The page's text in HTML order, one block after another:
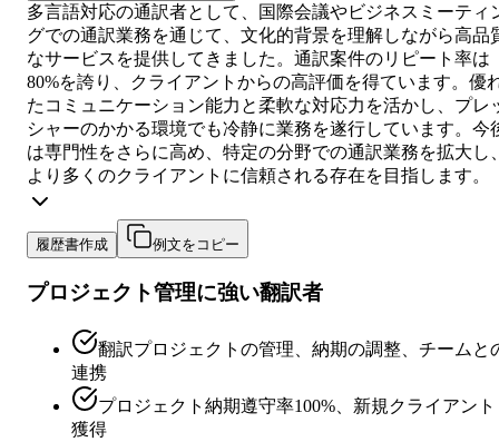
多言語対応の通訳者として、国際会議やビジネスミーティ
グでの通訳業務を通じて、文化的背景を理解しながら高品
なサービスを提供してきました。通訳案件のリピート率は
80%を誇り、クライアントからの高評価を得ています。優
たコミュニケーション能力と柔軟な対応力を活かし、プレ
シャーのかかる環境でも冷静に業務を遂行しています。今
は専門性をさらに高め、特定の分野での通訳業務を拡大し
より多くのクライアントに信頼される存在を目指します。
履歴書作成 例文をコピー
プロジェクト管理に強い翻訳者
翻訳プロジェクトの管理、納期の調整、チームと
連携
プロジェクト納期遵守率100%、新規クライアント
獲得